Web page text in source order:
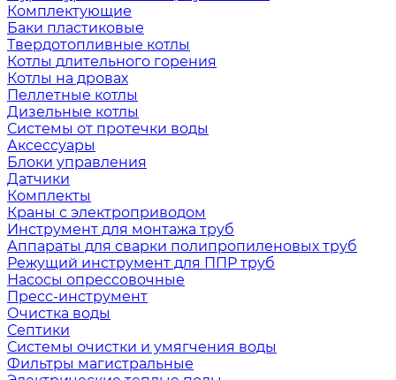
Комплектующие
Баки пластиковые
Твердотопливные котлы
Котлы длительного горения
Котлы на дровах
Пеллетные котлы
Дизельные котлы
Системы от протечки воды
Аксессуары
Блоки управления
Датчики
Комплекты
Краны с электроприводом
Инструмент для монтажа труб
Аппараты для сварки полипропиленовых труб
Режущий инструмент для ППР труб
Насосы опрессовочные
Пресс-инструмент
Очистка воды
Септики
Системы очистки и умягчения воды
Фильтры магистральные